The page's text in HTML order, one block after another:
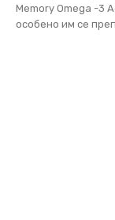
Memory Omega -3
особено им се